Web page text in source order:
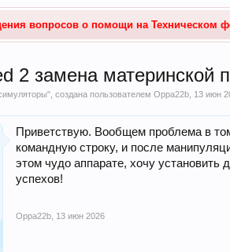
вопросов о помощи на Техническом
2 замена материнской
", создана пользователемOppa22b 13 июн
Приветствую. Вообщем проблема в
командную строку, и после
этом чудо аппарате, хочу установить
успехов!
Oppa22b 13 июн 2026